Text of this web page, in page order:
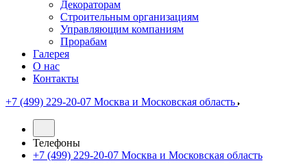
Декораторам
Строительным организациям
Управляющим компаниям
Прорабам
Галерея
О нас
Контакты
+7 (499) 229-20-07 Москва и Московская область
Телефоны
+7 (499) 229-20-07 Москва и Московская область